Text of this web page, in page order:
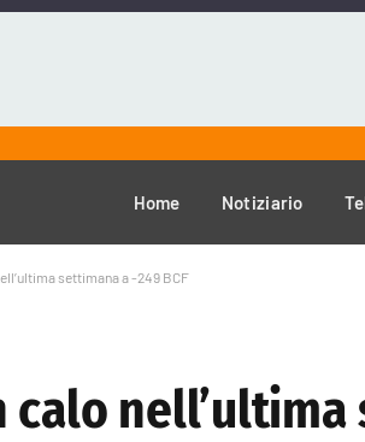
Home Notiziario
settimana a -249 BCF
calo